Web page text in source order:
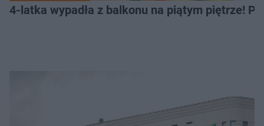
4-latka wypadła z balkonu na piątym piętrze!